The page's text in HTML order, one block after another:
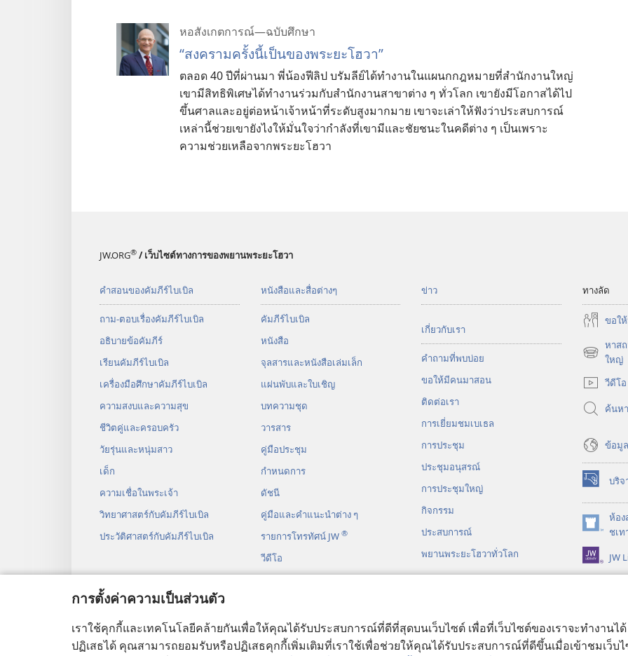
การตั้งค่าความเป็นส่วนตัว
เราใช้คุกกี้และเทคโนโลยีคล้ายกันเพื่อให้คุณได้รับประสบการณ์ที่ดีที่สุดบนเว็บไซต์ เพื่อที่เว็บไซต์ของเราจะทำงานไ
ปฏิเสธได้ คุณสามารถยอมรับหรือปฏิเสธคุกกี้เพิ่มเติมที่เราใช้เพื่อช่วยให้คุณได้รับประสบการณ์ที่ดีขึ้นเมื่อเข้าชมเว็
หอสังเกตการณ์—ฉบับศึกษา
“สงคราม​ครั้ง​นี้​เป็น​ของ​พระ​ยะโฮวา”
ตลอด 40 ปี​ที่​ผ่าน​มา พี่​น้อง​ฟีลิป บรัมลีย์​ได้​ทำ​งาน​ใน​แผนก​กฎหมาย​ที่​สำนักงาน​ใหญ่
เขา​มี​สิทธิ​พิเศษ​ได้​ทำ​งาน​ร่วม​กับ​สำนักงาน​สาขา​ต่าง ๆ ทั่ว​โลก เขา​ยัง​มี​โอกาส​ได้​ไป​
ขึ้น​ศาล​และ​อยู่​ต่อ​หน้า​เจ้าหน้าที่​ระดับ​สูง​มาก​มาย เขา​จะ​เล่า​ให้​ฟัง​ว่า​ประสบการณ์​
เหล่า​นี้​ช่วย​เขา​ยังไง​ให้​มั่น​ใจ​ว่า​กำลัง​ที่​เขา​มี​และ​ชัย​ชนะ​ใน​คดี​ต่าง ๆ เป็น​เพราะ​
ความ​ช่วยเหลือ​จาก​พระ​ยะโฮวา
JW.ORG® / เว็บไซต์ทางการของพยานพระยะโฮวา
คำสอนของคัมภีร์ไบเบิล
ถาม-ตอบเรื่องคัมภีร์ไบเบิล
อธิบายข้อคัมภีร์
เรียนคัมภีร์ไบเบิล
เครื่องมือศึกษาคัมภีร์ไบเบิล
ความสงบและความสุข
ชีวิตคู่และครอบครัว
วัยรุ่น​และ​หนุ่ม​สาว
เด็ก
ความเชื่อในพระเจ้า
วิทยาศาสตร์กับคัมภีร์ไบเบิล
ประวัติศาสตร์กับคัมภีร์ไบเบิล
หนังสือและสื่อต่างๆ
คัมภีร์​ไบเบิล
หนังสือ
จุลสาร​และ​หนังสือ​เล่ม​เล็ก
แผ่น​พับ​และ​ใบ​เชิญ
บทความ​ชุด
วารสาร
คู่มือ​ประชุม
กำหนด​การ
ดัชนี
คู่มือ​และ​คำ​แนะ​นำ​ต่าง​ ๆ
รายการโทรทัศน์ JW ®
วีดีโอ
การ​อ่าน​คัมภีร์​ไบเบิล​แบบ​ละคร
ข่าว
เกี่ยว​กับ​เรา
คำถามที่พบบ่อย
ขอ​ให้​มี​คน​มา​สอน
ติด​ต่อ​เรา
การ​เยี่ยม​ชม​เบเธล
การประชุม
ประชุมอนุสรณ์
การประชุมใหญ่
กิจกรรม
ประสบการณ์
พยานพระยะโฮวาทั่วโลก
ทางลัด
ขอ​ใ
หาส
ใหญ่
(เปิด
หน้าต่าง
ใหม่) วีดีโอ
ค้นหา
ข้อมู
บริจ
(เปิด
หน้าต่าง
ใหม่)
ห้อ
ชเท
(เปิด
หน้าต่าง
ใหม่)
JW